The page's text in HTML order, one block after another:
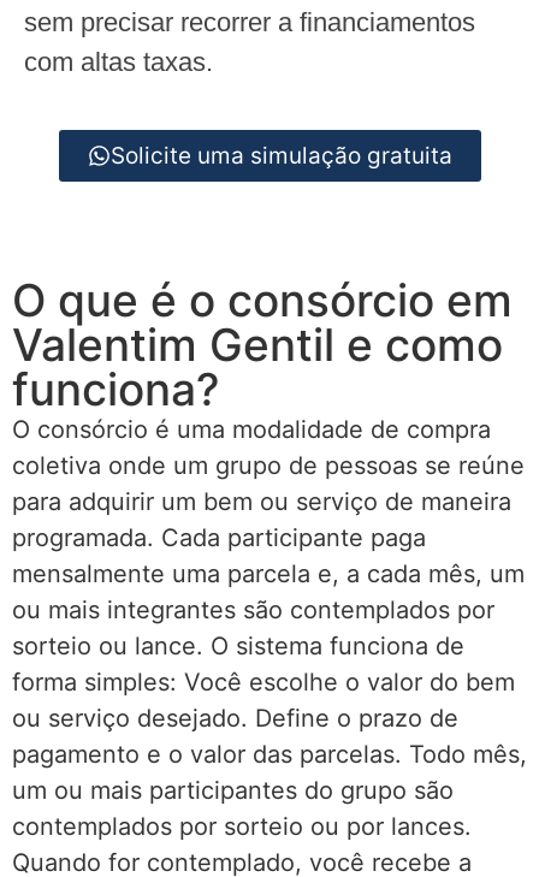
sem precisar recorrer a financiamentos
com altas taxas.
Solicite uma simulação gratuita
O que é o consórcio em
Valentim Gentil e como
funciona?
O consórcio é uma modalidade de compra
coletiva onde um grupo de pessoas se reúne
para adquirir um bem ou serviço de maneira
programada. Cada participante paga
mensalmente uma parcela e, a cada mês, um
ou mais integrantes são contemplados por
sorteio ou lance. O sistema funciona de
forma simples: Você escolhe o valor do bem
ou serviço desejado. Define o prazo de
pagamento e o valor das parcelas. Todo mês,
um ou mais participantes do grupo são
contemplados por sorteio ou por lances.
Quando for contemplado, você recebe a